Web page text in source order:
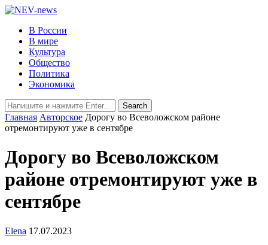
В России
В мире
Культура
Общество
Политика
Экономика
Главная Авторское Дорогу во Всеволожском районе
отремонтируют уже в сентябре
Дорогу во Всеволожском
районе отремонтируют уже в
сентябре
Elena 17.07.2023